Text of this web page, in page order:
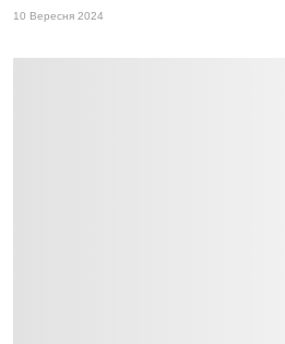
10 Вересня 2024